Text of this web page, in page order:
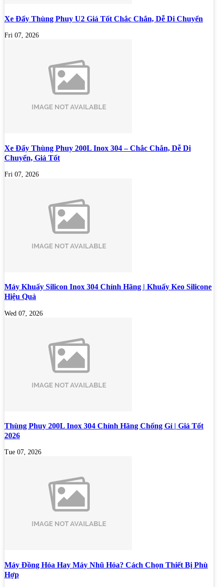
Xe Đẩy Thùng Phuy U2 Giá Tốt Chắc Chắn, Dễ Di Chuyển
Fri 07, 2026
Xe Đẩy Thùng Phuy 200L Inox 304 – Chắc Chắn, Dễ Di
Chuyển, Giá Tốt
Fri 07, 2026
Máy Khuấy Silicon Inox 304 Chính Hãng | Khuấy Keo Silicone
Hiệu Quả
Wed 07, 2026
Thùng Phuy 200L Inox 304 Chính Hãng Chống Gỉ | Giá Tốt
2026
Tue 07, 2026
Máy Đồng Hóa Hay Máy Nhũ Hóa? Cách Chọn Thiết Bị Phù
Hợp